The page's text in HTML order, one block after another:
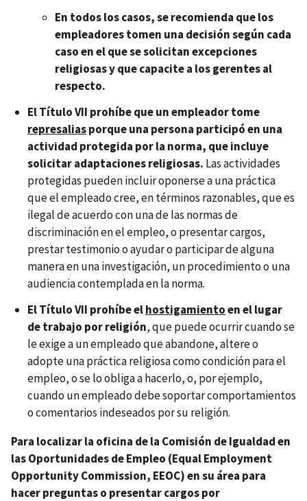
En todos los casos, se recomienda que los
empleadores tomen una decisión según cada
caso en el que se solicitan excepciones
religiosas y que capacite a los gerentes al
respecto.
El Título VII prohíbe que un empleador tome
represaliasporque una persona participó en una
actividad protegida por la norma, que incluye
solicitar adaptaciones religiosas. Las actividades
protegidas pueden incluir oponerse a una práctica
que el empleado cree, en términos razonables, que es
ilegal de acuerdo con una de las normas de
discriminación en el empleo, o presentar cargos,
prestar testimonio o ayudar o participar de alguna
manera en una investigación, un procedimiento o una
audiencia contemplada en la norma.
El Título VII prohíbe elhostigamientoen el lugar
de trabajo por religión, que puede ocurrir cuando se
le exige a un empleado que abandone, altere o
adopte una práctica religiosa como condición para el
empleo, o se lo obliga a hacerlo, o, por ejemplo,
cuando un empleado debe soportar comportamientos
o comentarios indeseados por su religión.
Para localizar la oficina de la Comisión de Igualdad en
las Oportunidades de Empleo (Equal Employment
Opportunity Commission, EEOC) en su área para
hacer preguntas o presentar cargos por